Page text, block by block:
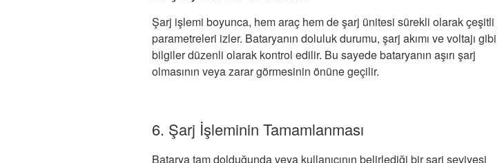
Şarj işlemi boyunca, hem araç hem de şarj ünitesi sürekli olarak çeşitli
parametreleri izler. Bataryanın doluluk durumu, şarj akımı ve voltajı gibi
bilgiler düzenli olarak kontrol edilir. Bu sayede bataryanın aşırı şarj
olmasının veya zarar görmesinin önüne geçilir.
6. Şarj İşleminin Tamamlanması
Batarya tam dolduğunda veya kullanıcının belirlediği bir şarj seviyesi